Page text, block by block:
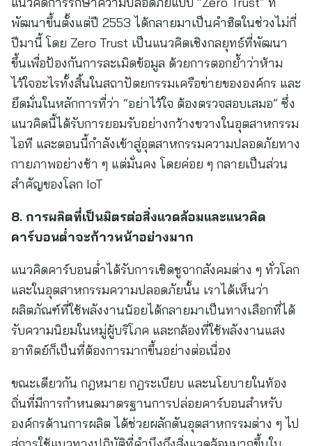
พัฒนาขึ้นตั้งแต่ปี 2553 ได้กลายมาเป็นคำฮิตในช่วงไม่กี่
ปีมานี้ โดย Zero Trust เป็นแนวคิดเชิงกลยุทธ์ที่พัฒนา
ขึ้นเพื่อป้องกันการละเมิดข้อมูล ด้วยการตอกย้ำว่าห้าม
ไว้ใจอะไรทั้งสิ้นในสถาปัตยกรรมเครือข่ายขององค์กร และ
ยึดมั่นในหลักการที่ว่า “อย่าไว้ใจ ต้องตรวจสอบเสมอ” ซึ่ง
แนวคิดนี้ได้รับการยอมรับอย่างกว้างขวางในอุตสาหกรรม
ไอที และตอนนี้กำลังเข้าสู่อุตสาหกรรมความปลอดภัยทาง
กายภาพอย่างช้า ๆ แต่มั่นคง โดยค่อย ๆ กลายเป็นส่วน
สำคัญของโลก IoT
8. การผลิตที่เป็นมิตรต่อสิ่งแวดล้อมและแนวคิด
คาร์บอนต่ำจะก้าวหน้าอย่างมาก
แนวคิดคาร์บอนต่ำได้รับการเชิดชูจากสังคมต่าง ๆ ทั่วโลก
และในอุตสาหกรรมความปลอดภัยนั้น เราได้เห็นว่า
ผลิตภัณฑ์ที่ใช้พลังงานน้อยได้กลายมาเป็นทางเลือกที่ได้
รับความนิยมในหมู่ผู้บริโภค และกล้องที่ใช้พลังงานแสง
อาทิตย์ก็เป็นที่ต้องการมากขึ้นอย่างต่อเนื่อง
ขณะเดียวกัน กฎหมาย กฎระเบียบ และนโยบายในท้อง
ถิ่นที่มีการกำหนดมาตรฐานการปล่อยคาร์บอนสำหรับ
องค์กรด้านการผลิต ได้ช่วยผลักดันอุตสาหกรรมต่าง ๆ ไป